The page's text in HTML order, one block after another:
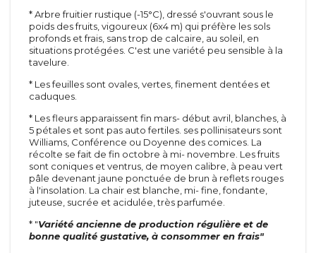
Arbustes
Méditerranéen
D'été
A feuillage
De terre de bruyère
De haie
Vivaces &
graminées
Vivaces
Graminées
Conifères
Conifères
Conifères de greffe
Inerte
Toiles
Agrégats
Terreaux et engrais
Grimpants
Grosses fleurs
Polyanthas
Parfumés
Tiges
Paysagers
Arbustes à parfum
* Arbre fruitier rustique (-15°C), dressé s'ouvrant sous le
poids des fruits, vigoureux (6x4 m) qui préfère les sols
profonds et frais, sans trop de calcaire, au soleil, en
situations protégées. C'est une variété peu sensible à la
tavelure.
* Les feuilles sont ovales, vertes, finement dentées et
caduques.
* Les fleurs apparaissent fin mars- début avril, blanches, à
5 pétales et sont pas auto fertiles. ses pollinisateurs sont
Williams, Conférence ou Doyenne des comices. La
récolte se fait de fin octobre à mi- novembre. Les fruits
sont coniques et ventrus, de moyen calibre, à peau vert
pâle devenant jaune ponctuée de brun à reflets rouges
à l'insolation. La chair est blanche, mi- fine, fondante,
juteuse, sucrée et acidulée, très parfumée.
* "Variété ancienne de production régulière et de
bonne qualité gustative, à consommer en frais"